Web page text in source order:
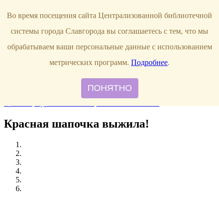
задолженность
ул. Луначарского, 144
8 (38568)
Правила пользования
О библиотеке
Наши сотрудники
Красная шапочка выжила!
Во время посещения сайта Централизованной библиотечной
системы города Славгорода вы соглашаетесь с тем, что мы
обрабатываем ваши персональные данные с использованием
метрических программ. Подробнее.
ПОНЯТНО